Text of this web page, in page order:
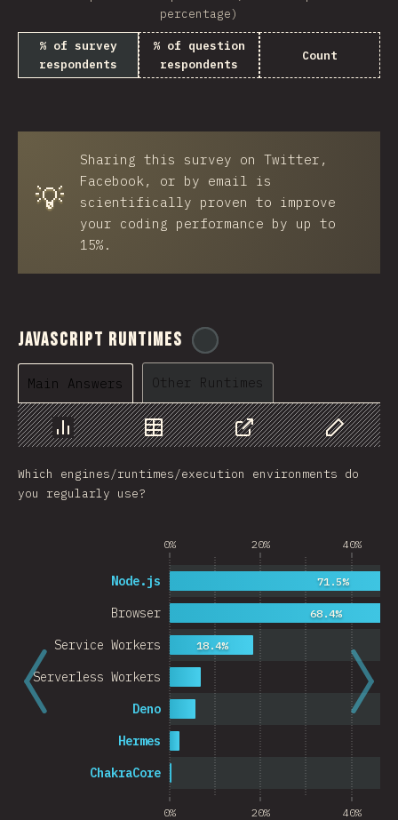
percentage)
% of survey
respondents
% of question
respondents
Count
💡
Sharing this survey on Twitter,
Facebook, or by email is
scientifically proven to improve
your coding performance by up to
15%.
JavaScript Runtimes
Main Answers Other Runtimes
Chart Data Share
Customize
Which engines/runtimes/execution environments do
you regularly use?
0% 20% 40%
0% 20% 40%
ChakraCore
Hermes
Deno
Serverless Workers
Service Workers
Browser
Node.js
18.4%
68.4%
71.5%